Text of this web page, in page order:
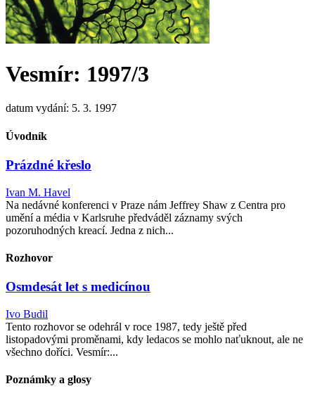
Vesmír: 1997/3
datum vydání: 5. 3. 1997
Úvodník
Prázdné křeslo
Ivan M. Havel
Na nedávné konferenci v Praze nám Jeffrey Shaw z Centra pro
umění a média v Karlsruhe předváděl záznamy svých
pozoruhodných kreací. Jedna z nich...
Rozhovor
Osmdesát let s medicínou
Ivo Budil
Tento rozhovor se odehrál v roce 1987, tedy ještě před
listopadovými proměnami, kdy ledacos se mohlo naťuknout, ale ne
všechno doříci. Vesmír:...
Poznámky a glosy